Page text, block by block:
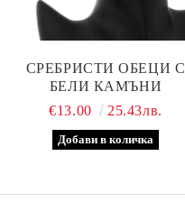
СРЕБРИСТИ ОБЕЦИ С
БЕЛИ КАМЪНИ
€13.00
25.43лв.